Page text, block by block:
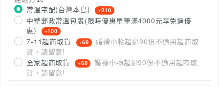
常溫宅配(台灣本島)
+210
中華郵政常溫包裹(限時優惠單筆滿4000元享免運優
惠)
+100
7-11超商取貨 +60
婚禮小物超過90份不適用超商取
貨，請留意!
全家超商取貨
+60
婚禮小物超過90份不適用超商取
貨，請留意!